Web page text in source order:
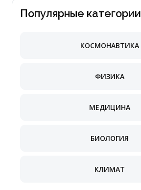
Популярные категории
КОСМОНАВТИКА
ФИЗИКА
МЕДИЦИНА
БИОЛОГИЯ
КЛИМАТ